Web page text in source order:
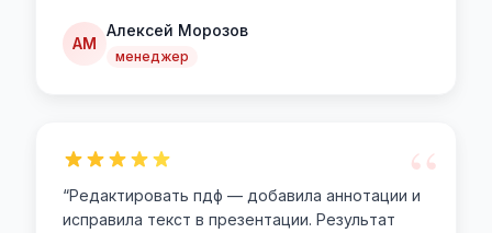
АМ
Алексей Морозов
менеджер
“
“Редактировать пдф — добавила аннотации и
исправила текст в презентации. Результат